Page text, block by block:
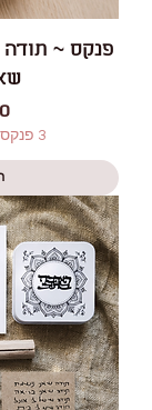
פנקס ~ תודה
‏40.00 ‏₪
3 פנקסים ב ~ 100 ש"ח